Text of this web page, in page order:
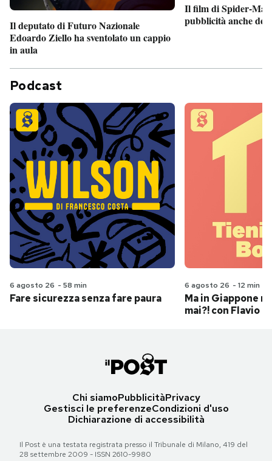
Il deputato di Futuro Nazionale
Edoardo Ziello ha sventolato un cappio
in aula
Il film di Spider-Man
pubblicità anche
Podcast
6 agosto 26 - 58 min
Fare sicurezza senza fare paura
6 agosto 26 - 12 min
Ma in Giappone
mai?! con Flavio
Chi siamoPubblicitàPrivacy
Gestisci le preferenzeCondizioni d'uso
Dichiarazione di accessibilità
Il Post è una testata registrata presso il Tribunale di Milano, 419 del
28 settembre 2009 - ISSN 2610-9980